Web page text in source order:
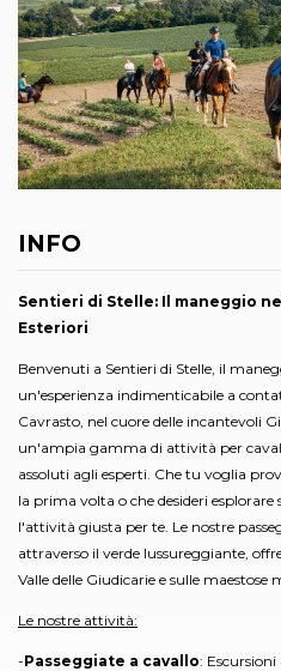
INFO
Sentieri di Stelle: Il maneggio
Esteriori
Benvenuti a Sentieri di Stelle, il
un'esperienza indimenticabile a
Cavrasto, nel cuore delle incantevoli
un'ampia gamma di attività per
assoluti agli esperti. Che tu voglia
la prima volta o che desideri
l'attività giusta per te. Le nostre
attraverso il verde lussureggiante,
Valle delle Giudicarie e sulle maestose
Le nostre attività:
-Passeggiate a cavallo: